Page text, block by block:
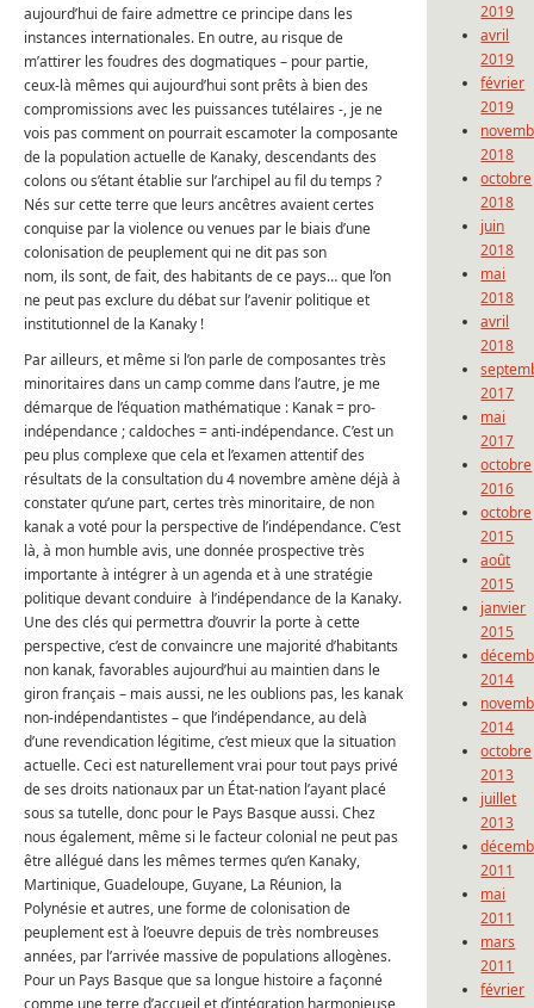
aujourd’hui de faire admettre ce principe dans les
instances internationales. En outre, au risque de
m’attirer les foudres des dogmatiques – pour partie,
ceux-là mêmes qui aujourd’hui sont prêts à bien des
compromissions avec les puissances tutélaires -, je ne
vois pas comment on pourrait escamoter la composante
de la population actuelle de Kanaky, descendants des
colons ou s’étant établie sur l’archipel au fil du temps ?
Nés sur cette terre que leurs ancêtres avaient certes
conquise par la violence ou venues par le biais d’une
colonisation de peuplement qui ne dit pas son
nom, ils sont, de fait, des habitants de ce pays… que l’on
ne peut pas exclure du débat sur l’avenir politique et
institutionnel de la Kanaky !
Par ailleurs, et même si l’on parle de composantes très
minoritaires dans un camp comme dans l’autre, je me
démarque de l’équation mathématique : Kanak = pro-
indépendance ; caldoches = anti-indépendance. C’est un
peu plus complexe que cela et l’examen attentif des
résultats de la consultation du 4 novembre amène déjà à
constater qu’une part, certes très minoritaire, de non
kanak a voté pour la perspective de l’indépendance. C’est
là, à mon humble avis, une donnée prospective très
importante à intégrer à un agenda et à une stratégie
politique devant conduire à l’indépendance de la Kanaky.
Une des clés qui permettra d’ouvrir la porte à cette
perspective, c’est de convaincre une majorité d’habitants
non kanak, favorables aujourd’hui au maintien dans le
giron français – mais aussi, ne les oublions pas, les kanak
non-indépendantistes – que l’indépendance, au delà
d’une revendication légitime, c’est mieux que la situation
actuelle. Ceci est naturellement vrai pour tout pays privé
de ses droits nationaux par un État-nation l’ayant placé
sous sa tutelle, donc pour le Pays Basque aussi. Chez
nous également, même si le facteur colonial ne peut pas
être allégué dans les mêmes termes qu’en Kanaky,
Martinique, Guadeloupe, Guyane, La Réunion, la
Polynésie et autres, une forme de colonisation de
peuplement est à l’oeuvre depuis de très nombreuses
années, par l’arrivée massive de populations allogènes.
Pour un Pays Basque que sa longue histoire a façonné
2019
avril
2019
février
2019
2018
octobre
2018
juin
2018
mai
2018
avril
2018
2017
mai
2017
octobre
2016
octobre
2015
août
2015
janvier
2015
2014
2014
octobre
2013
juillet
2013
2011
mai
2011
mars
2011
février